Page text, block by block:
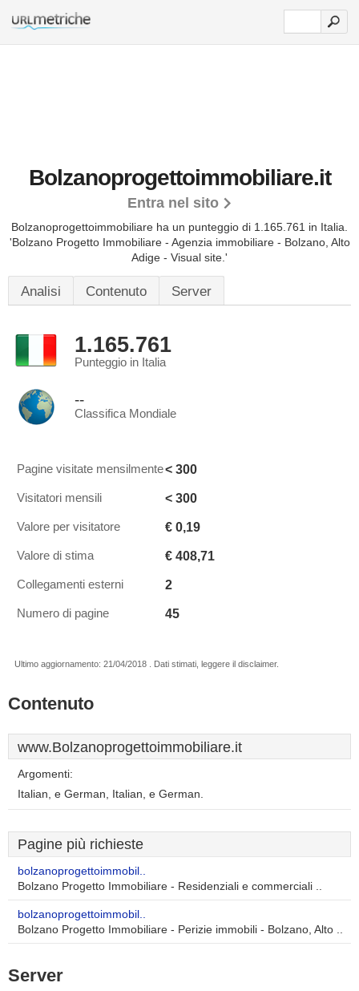
Bolzanoprogettoimmobiliare.it
Entra nel sito
Bolzanoprogettoimmobiliare ha un punteggio di 1.165.761 in Italia.
'Bolzano Progetto Immobiliare - Agenzia immobiliare - Bolzano, Alto
Adige - Visual site.'
Analisi Contenuto Server
1.165.761
Punteggio in Italia
--
Classifica Mondiale
Pagine visitate mensilmente< 300
Visitatori mensili < 300
Valore per visitatore € 0,19
Valore di stima € 408,71
Collegamenti esterni 2
Numero di pagine 45
Ultimo aggiornamento: 21/04/2018 . Dati stimati, leggere il disclaimer.
Contenuto
www.Bolzanoprogettoimmobiliare.it
Argomenti:
Italian, e German, Italian, e German.
Pagine più richieste
bolzanoprogettoimmobil..
Bolzano Progetto Immobiliare - Residenziali e commerciali ..
bolzanoprogettoimmobil..
Bolzano Progetto Immobiliare - Perizie immobili - Bolzano, Alto ..
Server